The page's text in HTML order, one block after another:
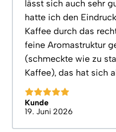
lässt sich auch sehr
hatte ich den
Kaffee durch das
feine Aromastruktur
(schmeckte wie zu
Kaffee), das hat sich
Kunde
19. Juni 2026